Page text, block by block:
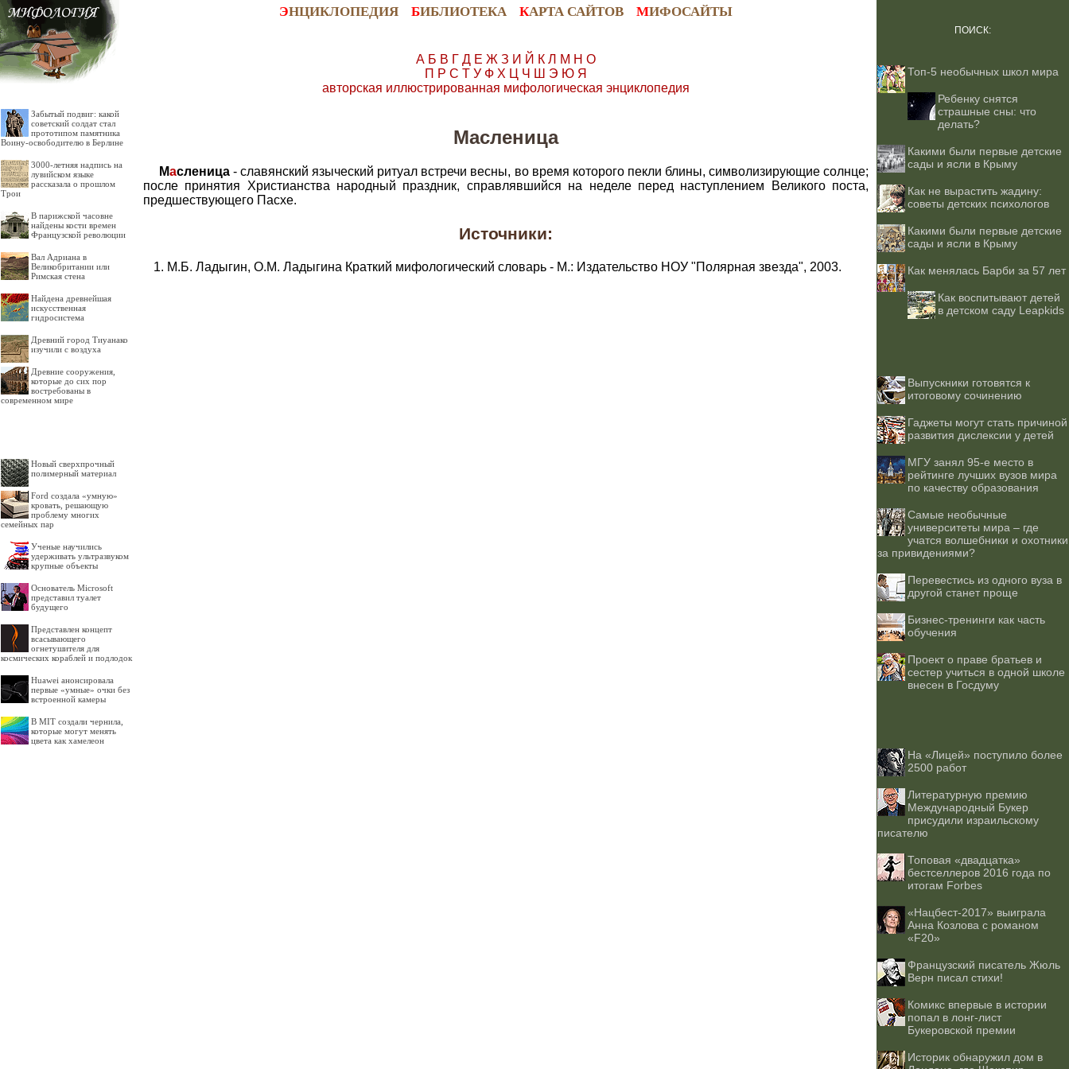
ЭНЦИКЛОПЕДИЯ БИБЛИОТЕКА КАРТА САЙТОВ МИФОСАЙТЫ
Забытый подвиг: какой
советский солдат стал
прототипом памятника
Воину-освободителю в Берлине
3000-летняя надпись на
лувийском языке
рассказала о прошлом
Трои
В парижской часовне
найдены кости времен
Французской революции
Вал Адриана в
Великобритании или
Римская стена
Найдена древнейшая
искусственная
гидросистема
Древний город Тиуанако
изучили с воздуха
Древние сооружения,
которые до сих пор
востребованы в
современном мире
Новый сверхпрочный
полимерный материал
Ford создала «умную»
кровать, решающую
проблему многих
семейных пар
Ученые научились
удерживать ультразвуком
крупные объекты
Основатель Microsoft
представил туалет
будущего
Представлен концепт
всасывающего
огнетушителя для
космических кораблей и подлодок
Huawei анонсировала
первые «умные» очки без
встроенной камеры
В MIT создали чернила,
которые могут менять
цвета как хамелеон
А Б В Г Д Е Ж З И Й К Л М Н О
П Р С Т У Ф Х Ц Ч Ш Э Ю Я
авторская иллюстрированная мифологическая энциклопедия
Масленица
Масленица - славянский языческий ритуал встречи весны, во время которого пекли блины, символизирующие солнце;
после принятия Христианства народный праздник, справлявшийся на неделе перед наступлением Великого поста,
предшествующего Пасхе.
Источники:
М.Б. Ладыгин, О.М. Ладыгина Краткий мифологический словарь - М.: Издательство НОУ "Полярная звезда", 2003.
ПОИСК:
Топ-5 необычных школ мира
Ребенку снятся
страшные сны: что
делать?
Какими были первые детские
сады и ясли в Крыму
Как не вырастить жадину:
советы детских психологов
Какими были первые детские
сады и ясли в Крыму
Как менялась Барби за 57 лет
Как воспитывают детей
в детском саду Leapkids
Выпускники готовятся к
итоговому сочинению
Гаджеты могут стать причиной
развития дислексии у детей
МГУ занял 95-е место в
рейтинге лучших вузов мира
по качеству образования
Самые необычные
университеты мира – где
учатся волшебники и охотники
за привидениями?
Перевестись из одного вуза в
другой станет проще
Бизнес-тренинги как часть
обучения
Проект о праве братьев и
сестер учиться в одной школе
внесен в Госдуму
На «Лицей» поступило более
2500 работ
Литературную премию
Международный Букер
присудили израильскому
писателю
Топовая «двадцатка»
бестселлеров 2016 года по
итогам Forbes
«Нацбест-2017» выиграла
Анна Козлова с романом
«F20»
Французский писатель Жюль
Верн писал стихи!
Комикс впервые в истории
попал в лонг-лист
Букеровской премии
Историк обнаружил дом в